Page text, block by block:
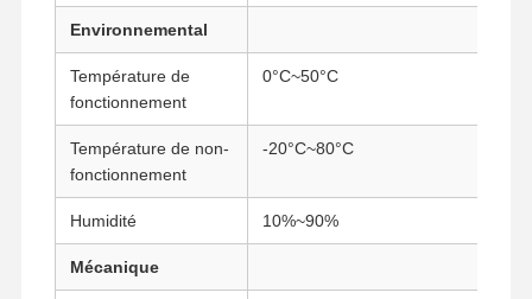
Contrôle De
La Qualité
Contact
Maintenant
1U Rackmount PC est utilisé.
Environnemental
Température de
fonctionnement
0°C~50°C
Température de non-
fonctionnement
-20°C~80°C
Humidité 10%~90%
Mécanique